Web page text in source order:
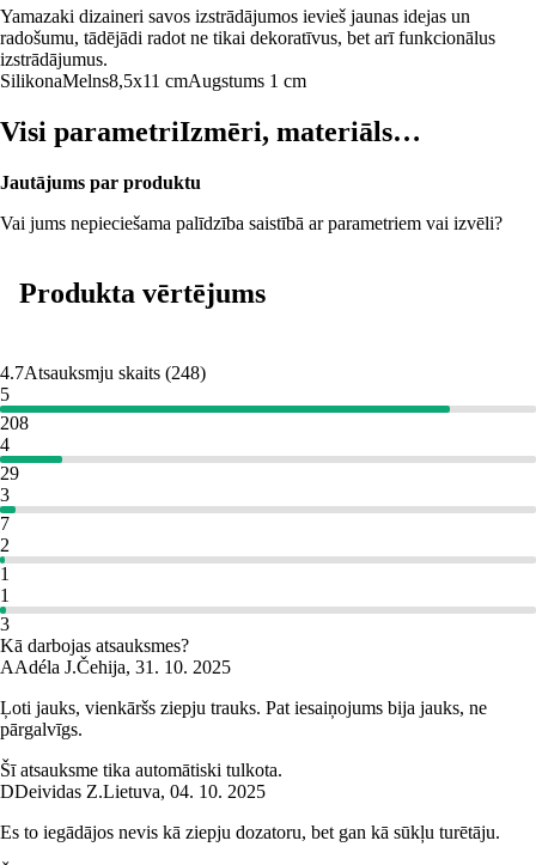
Yamazaki dizaineri savos izstrādājumos ievieš jaunas idejas un
radošumu, tādējādi radot ne tikai dekoratīvus, bet arī funkcionālus
izstrādājumus.
SilikonaMelns8,5x11 cmAugstums 1 cm
Visi parametriIzmēri, materiāls…
Jautājums par produktu
Vai jums nepieciešama palīdzība saistībā ar parametriem vai izvēli?
Produkta vērtējums
4.7Atsauksmju skaits (248)
5
208
4
29
3
7
2
1
1
3
Kā darbojas atsauksmes?
AAdéla J.Čehija, 31. 10. 2025
Ļoti jauks, vienkāršs ziepju trauks. Pat iesaiņojums bija jauks, ne
pārgalvīgs.
Šī atsauksme tika automātiski tulkota.
DDeividas Z.Lietuva, 04. 10. 2025
Es to iegādājos nevis kā ziepju dozatoru, bet gan kā sūkļu turētāju.